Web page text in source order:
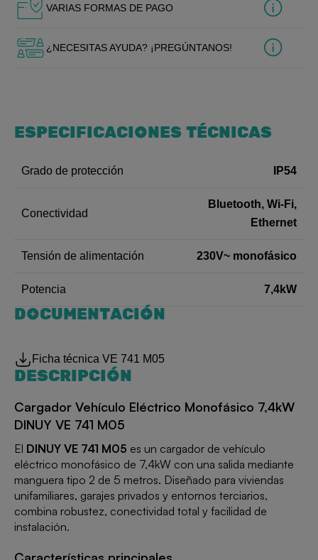
VARIAS FORMAS DE PAGO
¿NECESITAS AYUDA? ¡PREGÚNTANOS!
ESPECIFICACIONES TÉCNICAS
Grado de protección IP54
Conectividad
Bluetooth, Wi-Fi,
Ethernet
Tensión de alimentación 230V~ monofásico
Potencia 7,4kW
DOCUMENTACIÓN
Ficha técnica VE 741 M05
DESCRIPCIÓN
Cargador Vehículo Eléctrico Monofásico 7,4kW
DINUY VE 741 M05
El DINUY VE 741 M05 es un cargador de vehículo
eléctrico monofásico de 7,4kW con una salida mediante
manguera tipo 2 de 5 metros. Diseñado para viviendas
unifamiliares, garajes privados y entornos terciarios,
combina robustez, conectividad total y facilidad de
instalación.